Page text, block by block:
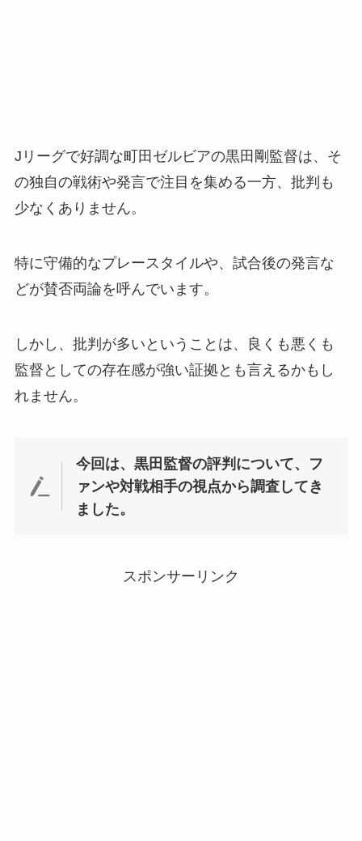
Jリーグで好調な町田ゼルビアの黒田剛監督は、そ
の独自の戦術や発言で注目を集める一方、批判も
少なくありません。
特に守備的なプレースタイルや、試合後の発言な
どが賛否両論を呼んでいます。
しかし、批判が多いということは、良くも悪くも
監督としての存在感が強い証拠とも言えるかもし
れません。
今回は、黒田監督の評判について、フ
ァンや対戦相手の視点から調査してき
ました。
スポンサーリンク